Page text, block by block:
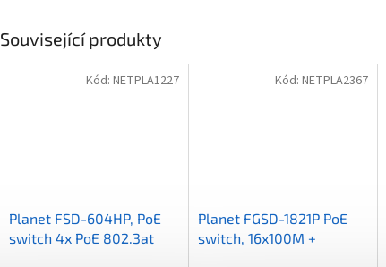
Související produkty
Planet FSD-604HP, PoE
switch 4x PoE 802.3at
Kód: NETPLA1227
Planet FGSD-1821P PoE
switch, 16x100M +
Kód: NETPLA2367